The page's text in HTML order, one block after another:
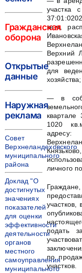
участка
кв.м,
Верхний
для
хозяйства;
— в
1020
адресу:
личного
участков,
подать
по
участков.
Гражданская
оборона
Открытые
данные
Наружная
реклама
Совет
Верхнеландеховского
муниципального
района
Доклад "О
достигнутых
значениях
показателей
для оценки
эффективности
деятельности
органов
местного
самоуправления
муниципального